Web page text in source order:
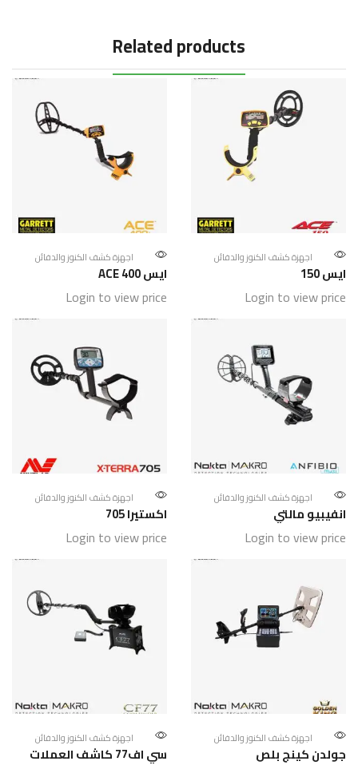
Related products
اجهزة كشف الكنوز والدفائن
ايس 400 ACE
Login to view price
اجهزة كشف الكنوز والدفائن
ايس 150
Login to view price
اجهزة كشف الكنوز والدفائن
اكستيرا 705
Login to view price
اجهزة كشف الكنوز والدفائن
انفيبيو مالتي
Login to view price
اجهزة كشف الكنوز والدفائن
سي اف77 كاشف العملات
اجهزة كشف الكنوز والدفائن
جولدن كينج بلص